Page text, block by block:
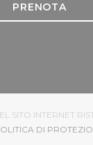
PRENOTA
INTERNET
FINESTRA))
DI